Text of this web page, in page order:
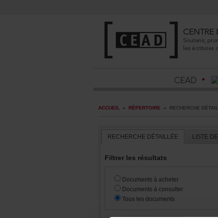
ACCUEIL » RÉPERTOIRE »
RECHERCHEDÉTAILLÉE
Filtrerlesrésultats
Documentsàacheter
Documentsàconsulter
Touslesdocuments